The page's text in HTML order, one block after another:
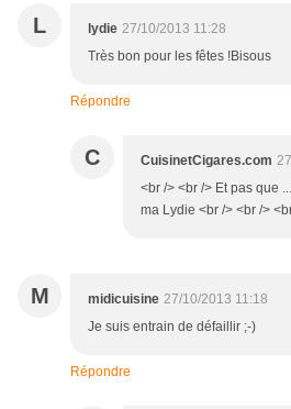
L lydie 27/10/2013 11:28
Très bon pour les fêtes !Bisous
Répondre
C CuisinetCigares.com
<br /> <br /> Et pas que
ma Lydie <br /> <br />
M midicuisine 27/10/2013 11:18
Je suis entrain de défaillir ;-)
Répondre